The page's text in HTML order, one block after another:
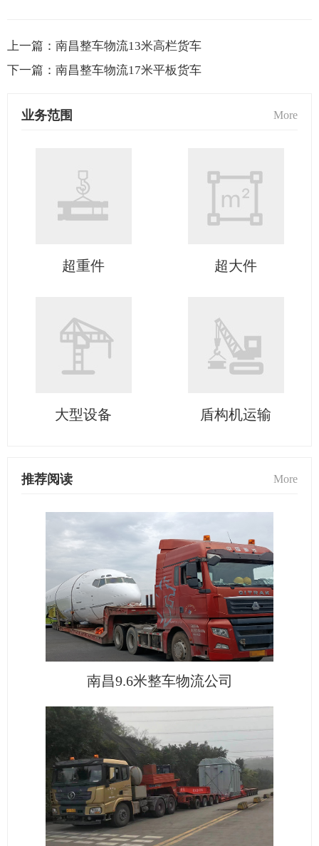
上一篇： 南昌整车物流13米高栏货车
下一篇： 南昌整车物流17米平板货车
业务范围 More
超重件 超大件
大型设备 盾构机运输
推荐阅读 More
南昌9.6米整车物流公司